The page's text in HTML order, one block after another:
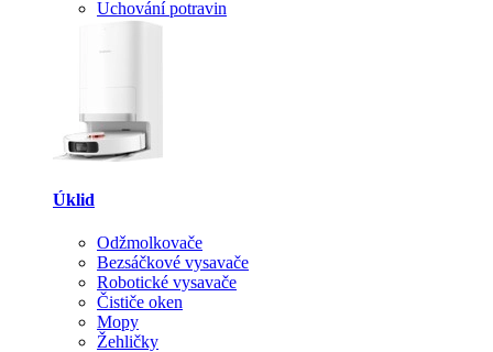
Uchování potravin
Úklid
Odžmolkovače
Bezsáčkové vysavače
Robotické vysavače
Čističe oken
Mopy
Žehličky